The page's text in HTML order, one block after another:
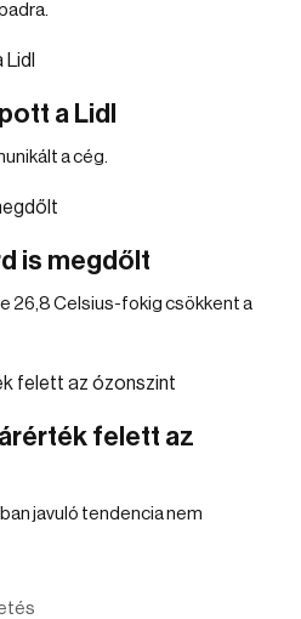
a Lidl
a cég.
is megdőlt
26,8 Celsius-fokig csökkent a
felett az
javuló tendencia nem